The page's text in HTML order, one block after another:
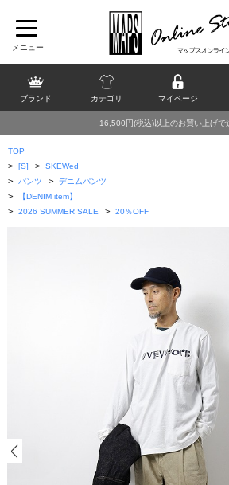
ブランド カテゴリ マイページ
16,500円(税込)以上のお買い上げで
TOP
> [S] > SKEWed
> パンツ > デニムパンツ
> 【DENIM item】
> 2026 SUMMER SALE > 20％OFF